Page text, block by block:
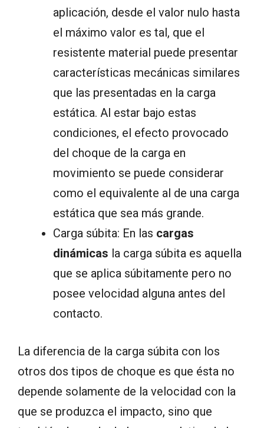
aplicación, desde el valor nulo hasta
el máximo valor es tal, que el
resistente material puede presentar
características mecánicas similares
que las presentadas en la carga
estática. Al estar bajo estas
condiciones, el efecto provocado
del choque de la carga en
movimiento se puede considerar
como el equivalente al de una carga
estática que sea más grande.
Carga súbita: En las cargas
dinámicas la carga súbita es aquella
que se aplica súbitamente pero no
posee velocidad alguna antes del
contacto.
La diferencia de la carga súbita con los
otros dos tipos de choque es que ésta no
depende solamente de la velocidad con la
que se produzca el impacto, sino que